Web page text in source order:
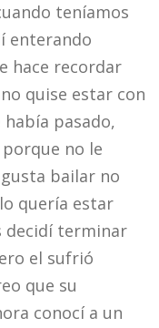
teníamos
enterando
hace recordar
quise estar con
pasado,
no le
bailar no
quería estar
decidí terminar
el sufrió
que su
conocí a un